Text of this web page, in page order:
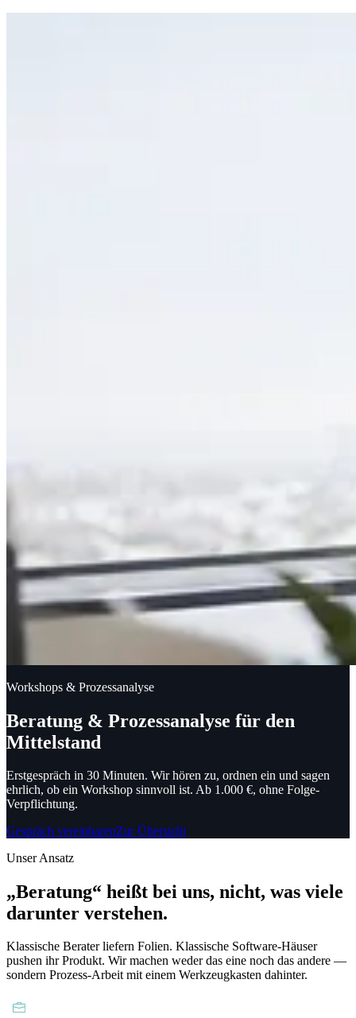
Workshops & Prozessanalyse
Beratung & Prozessanalyse für den
Mittelstand
Erstgespräch in 30 Minuten. Wir hören zu, ordnen ein und sagen
ehrlich, ob ein Workshop sinnvoll ist. Ab 1.000 €, ohne Folge-
Verpflichtung.
Gespräch vereinbarenZur Übersicht
Unser Ansatz
„Beratung“ heißt bei uns, nicht, was viele
darunter verstehen.
Klassische Berater liefern Folien. Klassische Software-Häuser
pushen ihr Produkt. Wir machen weder das eine noch das andere —
sondern Prozess-Arbeit mit einem Werkzeugkasten dahinter.